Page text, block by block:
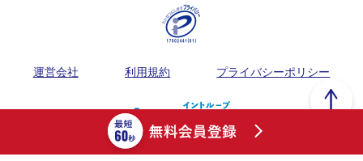
運営会社 利用規約 プライバシーポリシー